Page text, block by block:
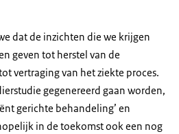
dat de inzichten die we krijgen
geven tot herstel van de
vertraging van het ziekte proces.
gegenereerd gaan worden,
gerichte behandeling’ en
in de toekomst ook een nog